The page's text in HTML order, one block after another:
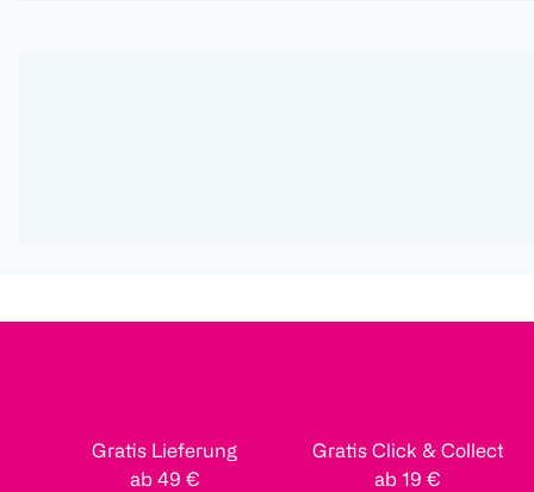
Gratis Lieferung
ab 49 €
Gratis Click & Collect
ab 19 €